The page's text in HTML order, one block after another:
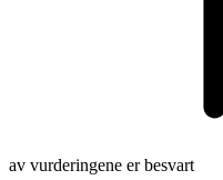
av vurderingene er besvart